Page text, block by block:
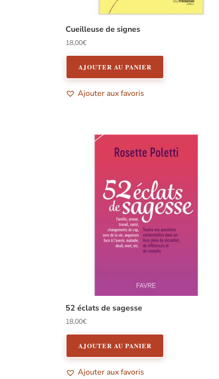
Cueilleuse de signes
18,00€
AJOUTER AU PANIER
Ajouter aux favoris
52 éclats de sagesse
18,00€
AJOUTER AU PANIER
Ajouter aux favoris